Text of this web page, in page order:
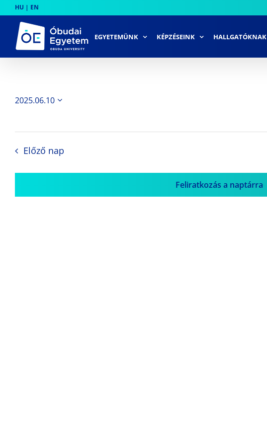
to
content
HU | EN
EGYETEMÜNK KÉPZÉSEINK HALLGATÓKNAK
2025.06.10
Előző nap
Feliratkozás a naptárra